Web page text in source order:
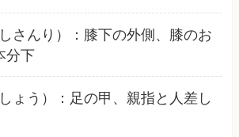
さんり）：膝下の外側、膝のお
分下
ょう）：足の甲、親指と人差し